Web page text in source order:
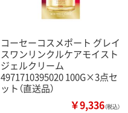
コーセーコスメポート グレイ
スワンリンクルケアモイスト
ジェルクリーム
4971710395020 100G×3点セ
ット（直送品）
￥9,336（税込）